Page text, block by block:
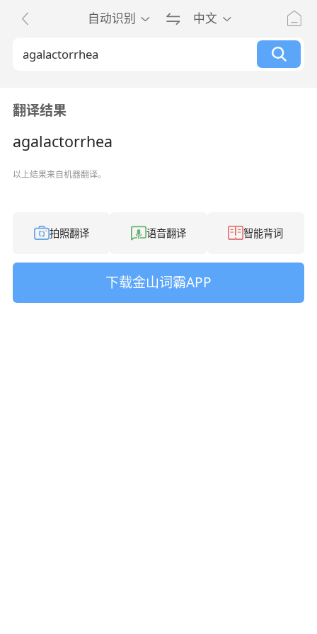
自动识别 中文
翻译结果
agalactorrhea
以上结果来自机器翻译。
拍照翻译 语音翻译 智能背词
下载金山词霸APP